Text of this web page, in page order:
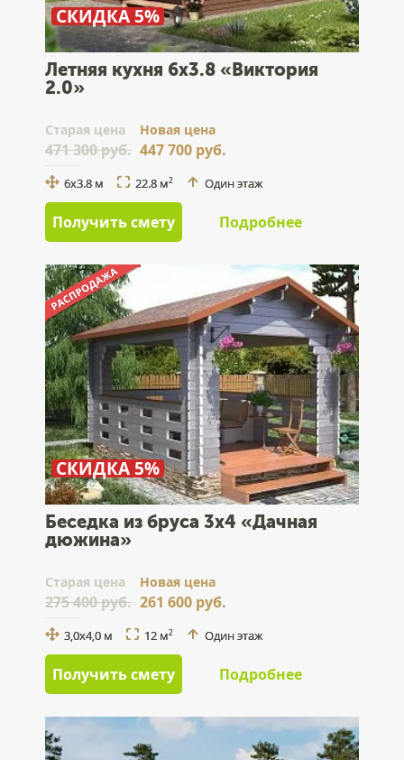
СКИДКА 5%
Летняя кухня 6х3.8 «Виктория
2.0»
Cтарая цена
471 300 руб.
Новая цена
447 700 руб.
6х3.8 м 22.8 м2 Один этаж
Получить смету Подробнее
СКИДКА 5%
Беседка из бруса 3x4 «Дачная
дюжина»
Cтарая цена
275 400 руб.
Новая цена
261 600 руб.
3,0x4,0 м 12 м2 Один этаж
Получить смету Подробнее